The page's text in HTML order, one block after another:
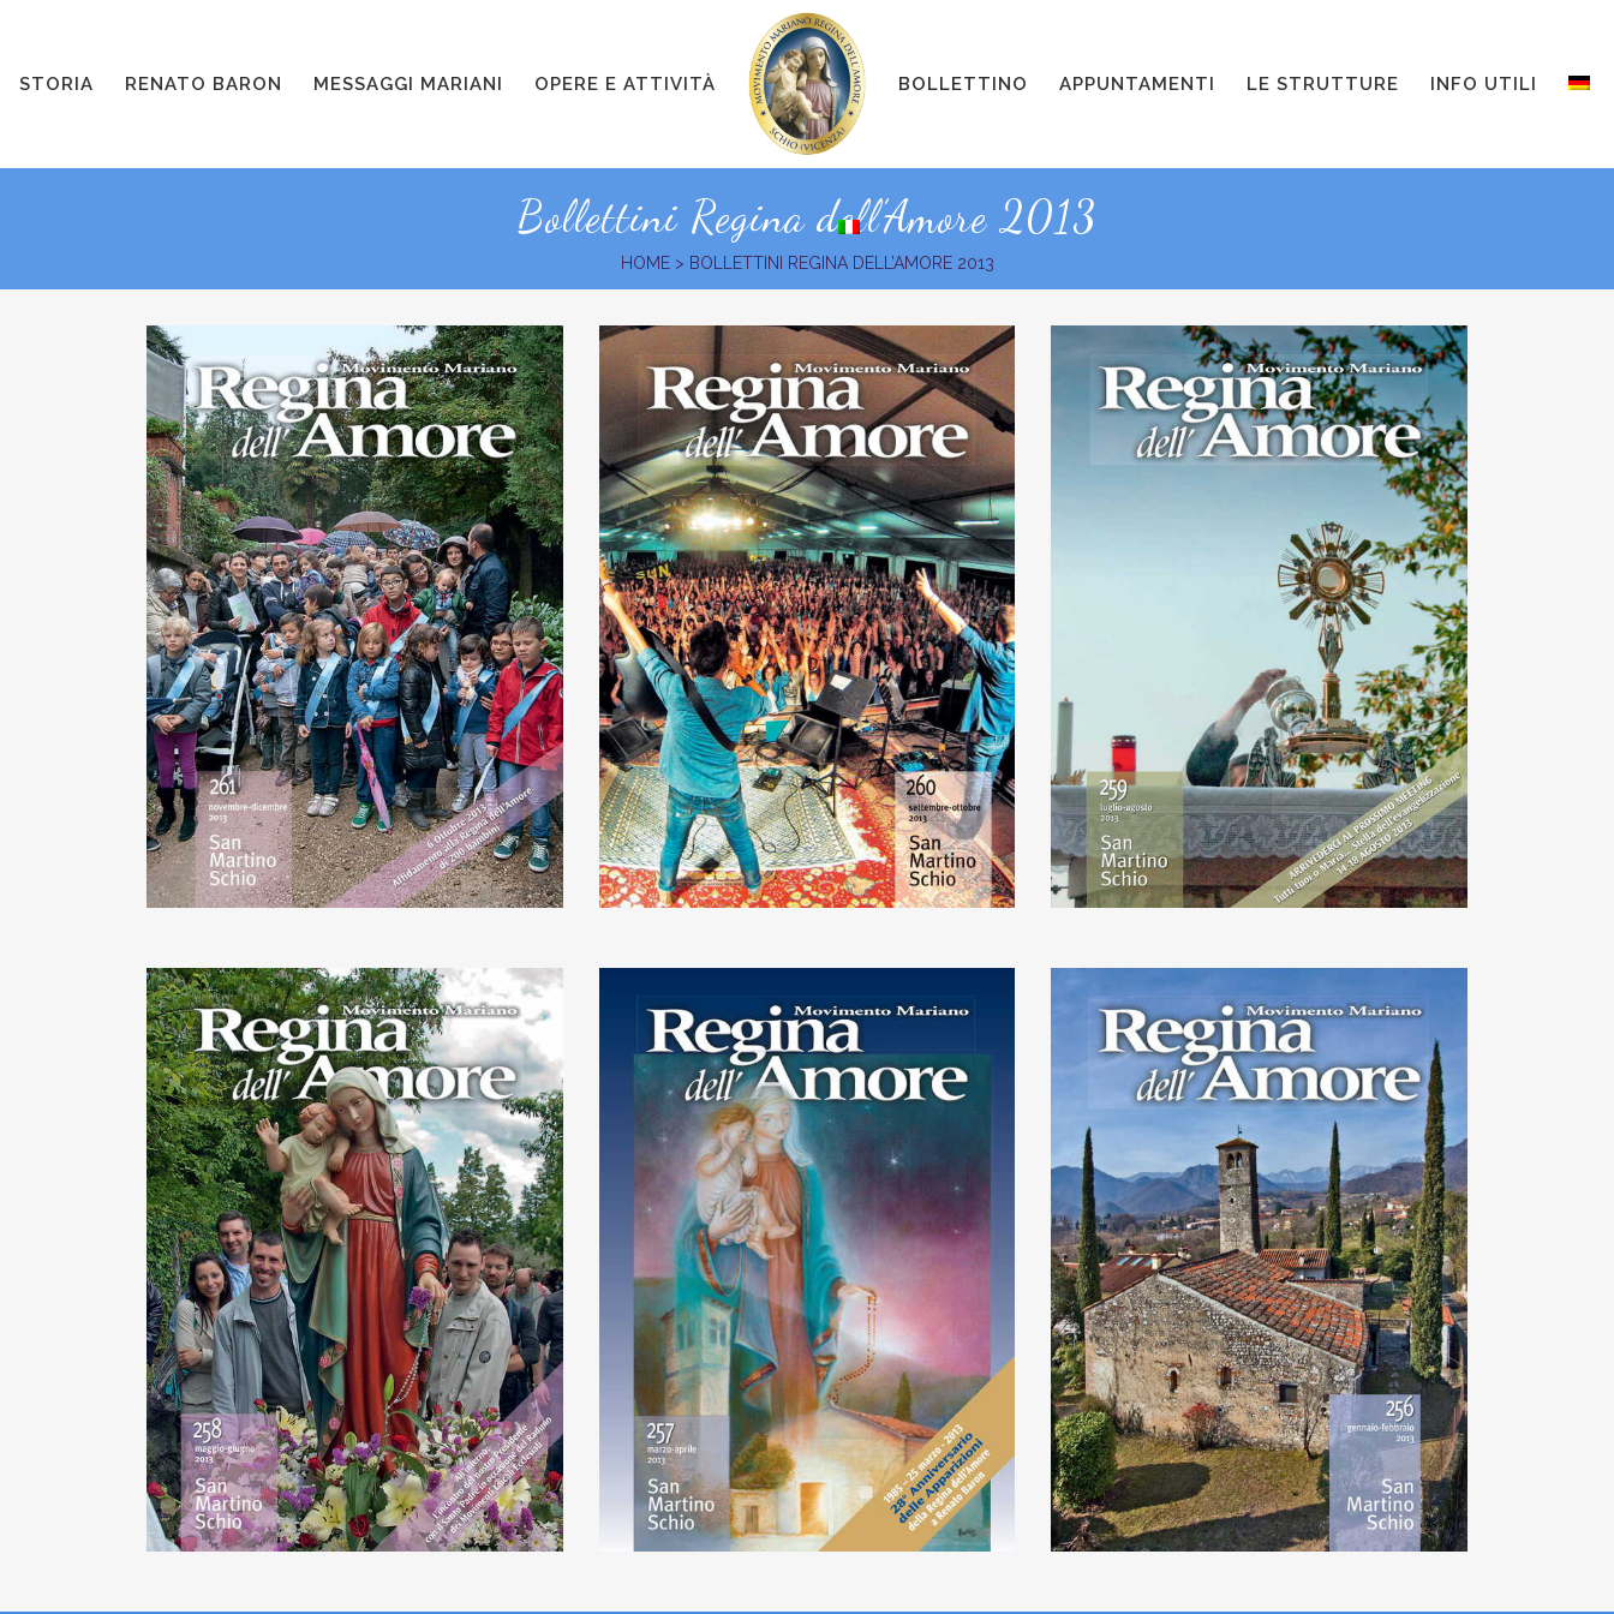
STORIA RENATO BARON MESSAGGI MARIANI OPERE E ATTIVITÀ BOLLETTINO APPUNTAMENTI LE STRUTTURE INFO UTILI
Bollettini Regina dell’Amore 2013
HOME> BOLLETTINI REGINA DELL’AMORE 2013